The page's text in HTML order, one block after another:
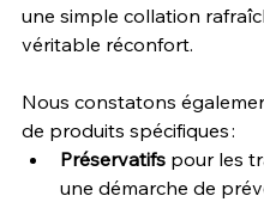
une simple collation
véritable réconfort.
Nous constatons
de produits spécifiques :
Préservatifs pour les
une démarche de